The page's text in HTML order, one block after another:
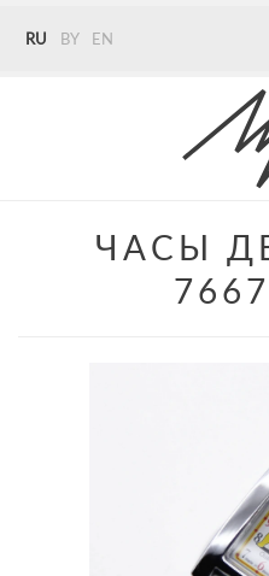
RU BY EN
+375 (29) 272 51 56
ЧАСЫ